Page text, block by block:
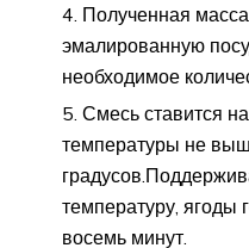
Полученная
эмалированную
необходимое
Смесь ставится
температуры не
температуру, ягоды
восемь минут.